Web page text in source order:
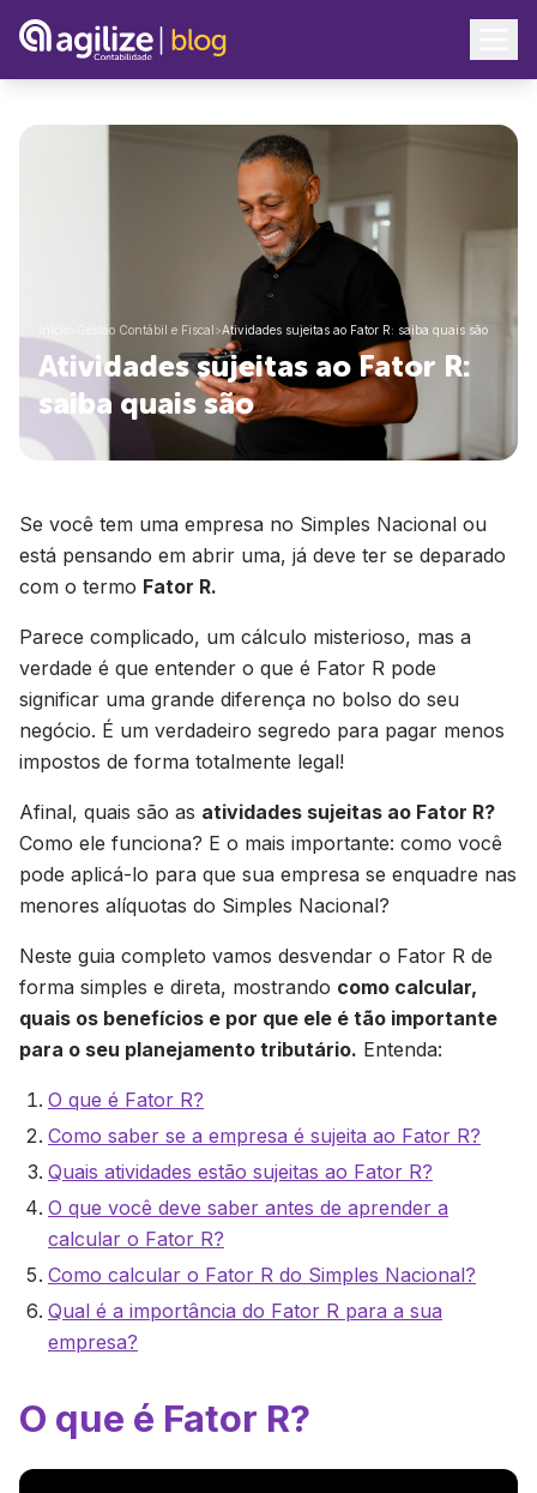
Gestão Contábil e Fiscal>Atividades sujeitas ao Fator R: saiba quais são
Atividades sujeitas ao Fator R:
saiba quais são
Se você tem uma empresa no Simples Nacional ou
está pensando em abrir uma, já deve ter se deparado
com o termo Fator R.
Parece complicado, um cálculo misterioso, mas a
verdade é que entender o que é Fator R pode
significar uma grande diferença no bolso do seu
negócio. É um verdadeiro segredo para pagar menos
impostos de forma totalmente legal!
Afinal, quais são as atividades sujeitas ao Fator R?
Como ele funciona? E o mais importante: como você
pode aplicá-lo para que sua empresa se enquadre nas
menores alíquotas do Simples Nacional?
Neste guia completo vamos desvendar o Fator R de
forma simples e direta, mostrando como calcular,
quais os benefícios e por que ele é tão importante
para o seu planejamento tributário. Entenda:
O que é Fator R?
Como saber se a empresa é sujeita ao Fator R?
Quais atividades estão sujeitas ao Fator R?
O que você deve saber antes de aprender a
calcular o Fator R?
Como calcular o Fator R do Simples Nacional?
Qual é a importância do Fator R para a sua
empresa?
O que é Fator R?